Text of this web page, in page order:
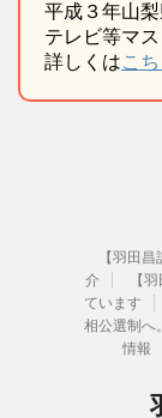
平成３年山
テレビ等マ
詳しくはこ
【羽田
介
【
ています
相公選制へ。
情報